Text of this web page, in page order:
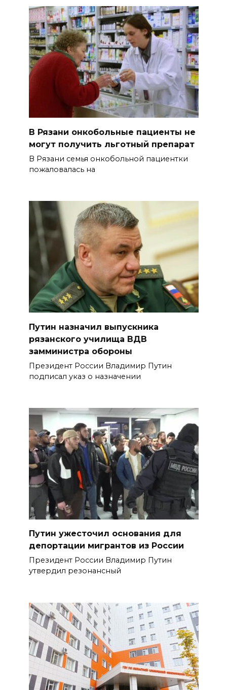
В Рязани онкобольные пациенты не
могут получить льготный препарат
В Рязани семья онкобольной пациентки
пожаловалась на
Путин назначил выпускника
рязанского училища ВДВ
замминистра обороны
Президент России Владимир Путин
подписал указ о назначении
Путин ужесточил основания для
депортации мигрантов из России
Президент России Владимир Путин
утвердил резонансный